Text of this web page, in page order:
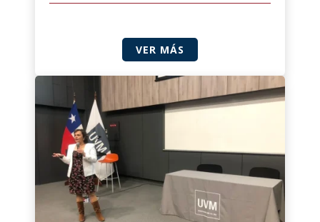
VER MÁS